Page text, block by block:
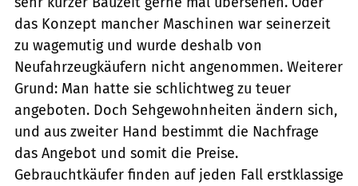
das Konzept mancher Maschinen war seinerzeit
zu wagemutig und wurde deshalb von
Neufahrzeugkäufern nicht angenommen. Weiterer
Grund: Man hatte sie schlichtweg zu teuer
angeboten. Doch Sehgewohnheiten ändern sich,
und aus zweiter Hand bestimmt die Nachfrage
das Angebot und somit die Preise.
Gebrauchtkäufer finden auf jeden Fall erstklassige